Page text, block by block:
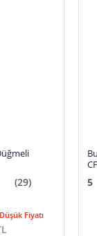
(29)
Fiyatı
5